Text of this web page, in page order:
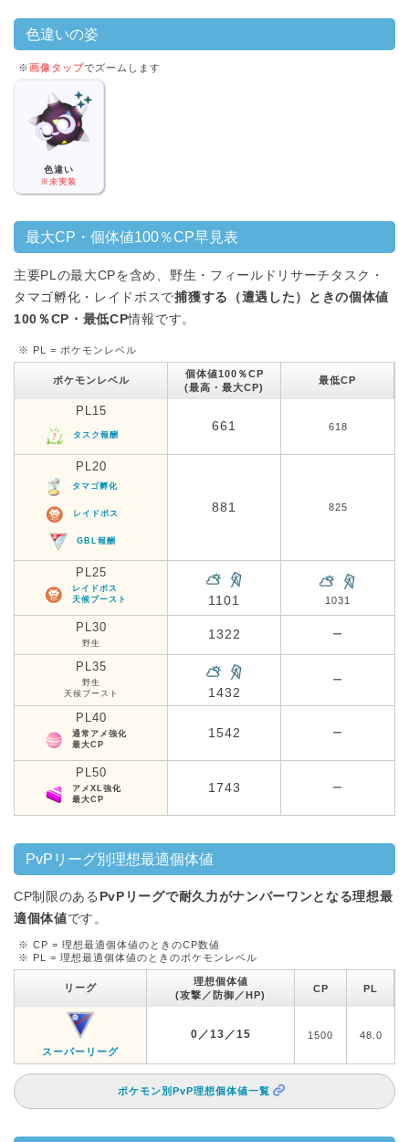
色違いの姿
※画像タップでズームします
色違い
※未実装
最大CP・個体値100％CP早見表
主要PLの最大CPを含め、野生・フィールドリサーチタスク・
タマゴ孵化・レイドボスで捕獲する（遭遇した）ときの個体値
100％CP・最低CP情報です。
※ PL = ポケモンレベル
ポケモンレベル
個体値100％CP
(最高・最大CP)
最低CP
PL15
タスク報酬
661 618
PL20
タマゴ孵化
レイドボス
GBL報酬
881 825
PL25
レイドボス
天候ブースト
1101 1031
PL30
野生
1322 ー
PL35
野生
天候ブースト
1432
ー
PL40
通常アメ強化
最大CP
1542 ー
PL50
アメXL強化
最大CP
1743 ー
PvPリーグ別理想最適個体値
CP制限のある PvPリーグで耐久力がナンバーワンとなる理想最
適個体値です。
※ CP = 理想最適個体値のときのCP数値
※ PL = 理想最適個体値のときのポケモンレベル
リーグ
理想個体値
(攻撃／防御／HP)
CP PL
スーパーリーグ
0／13／15 1500 48.0
ポケモン別PvP理想個体値一覧